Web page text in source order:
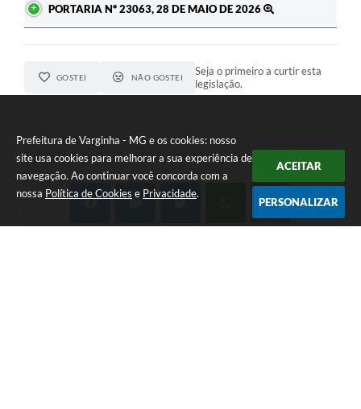
Prefeitura de Varginha - MG e os cookies: nosso
site usa cookies para melhorar a sua experiência de
navegação. Ao continuar você concorda com a
nossa Política de Cookies e Privacidade.
ACEITAR
PERSONALIZAR
PORTARIA Nº 23063, 28 DE MAIO DE 2026
GOSTEI NÃO GOSTEI
Seja o primeiro a curtir esta
legislação.
COMPARTILHAR